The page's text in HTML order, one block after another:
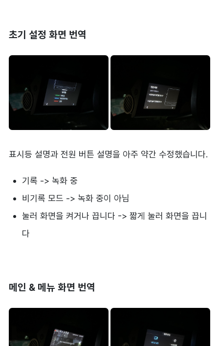
초기 설정 화면 번역
표시등 설명과 전원 버튼 설명을 아주 약간 수정했습니다.
기록 -> 녹화 중
비기록 모드 -> 녹화 중이 아님
눌러 화면을 켜거나 끕니다 -> 짧게 눌러 화면을 끕니
다
메인 & 메뉴 화면 번역